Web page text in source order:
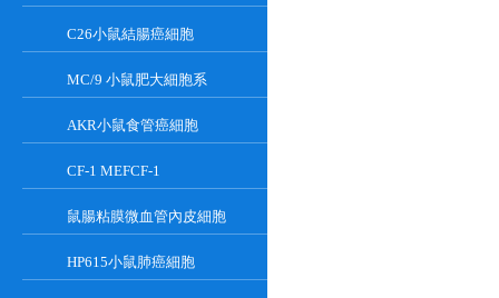
C26小鼠結腸癌細胞
MC/9 小鼠肥大細胞系
AKR小鼠食管癌細胞
CF-1 MEFCF-1
鼠腸粘膜微血管內皮細胞
HP615小鼠肺癌細胞